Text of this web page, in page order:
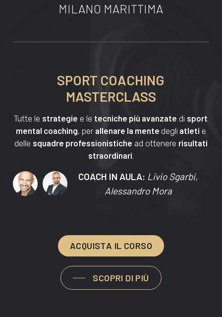
MILANO MARITTIMA
SPORT COACHING
MASTERCLASS
Tutte le strategie e le tecniche più avanzate di sport
mental coaching, per allenare la mente degli atleti e
delle squadre professionistiche ad ottenere risultati
straordinari
COACH IN AULA: Livio Sgarbi,
Alessandro Mora
ACQUISTA IL CORSO
SCOPRI DI PIÙ